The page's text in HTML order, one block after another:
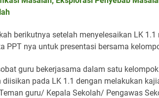
berikutnya setelah menyelesaikan LK
PPT nya untuk presentasi bersama
guru bekerjasama dalam satu
diisikan pada LK 1.1 dengan melakukan
guru/ Kepala Sekolah/ Pengawas